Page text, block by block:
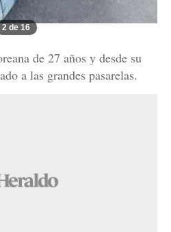
2 de 16
de 27 años y desde su
a las grandes pasarelas.